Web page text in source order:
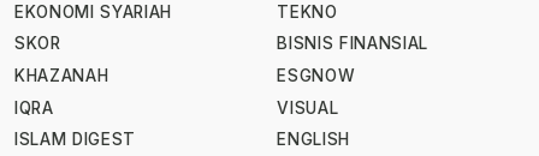
EKONOMI SYARIAH
SKOR
KHAZANAH
IQRA
ISLAM DIGEST
TEKNO
BISNIS FINANSIAL
ESGNOW
VISUAL
ENGLISH